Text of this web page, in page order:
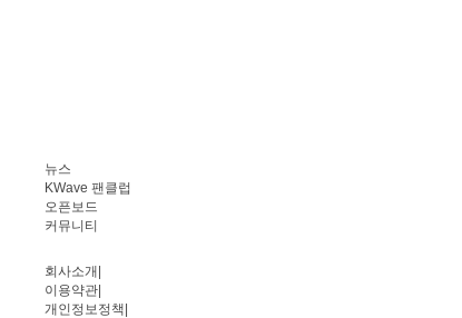
뉴스
KWave 팬클럽
오픈보드
커뮤니티
회사소개
이용약관
개인정보정책